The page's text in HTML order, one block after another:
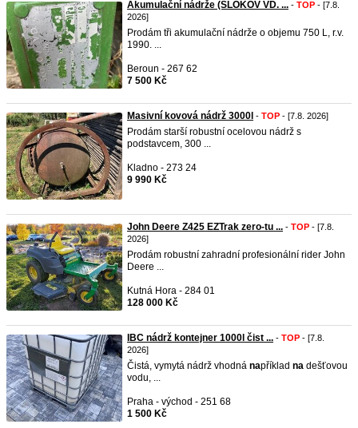
Akumulační nádrže (SLOKOV VD. ... - TOP - [7.8.
2026]
Prodám tři akumulační nádrže o objemu 750 L, r.v.
1990. ...
Beroun - 267 62
7 500 Kč
Masivní kovová nádrž 3000l - TOP - [7.8. 2026]
Prodám starší robustní ocelovou nádrž s
podstavcem, 300 ...
Kladno - 273 24
9 990 Kč
John Deere Z425 EZTrak zero-tu ... - TOP - [7.8.
2026]
Prodám robustní zahradní profesionální rider John
Deere ...
Kutná Hora - 284 01
128 000 Kč
IBC nádrž kontejner 1000l čist ... - TOP - [7.8.
2026]
Čistá, vymytá nádrž vhodná například na dešťovou
vodu, ...
Praha - východ - 251 68
1 500 Kč